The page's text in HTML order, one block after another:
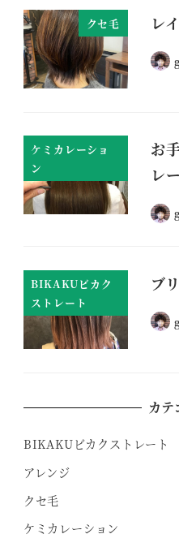
クセ毛 レ
ケミカレーショ
ン
お
レ
BIKAKUビカク
ストレート
ブ
カテ
BIKAKUビカクストレート
アレンジ
クセ毛
ケミカレーション